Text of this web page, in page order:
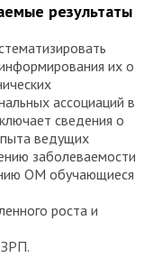
результаты
их о
ассоциаций в
сведения о
ведущих
заболеваемости
ОМ обучающиеся
роста и